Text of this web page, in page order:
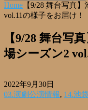
Home 【9/28 舞台写真
vol.11の様子をお届け！
【9/28 舞台写
場シーズン2
2022年9月30日
03.演劇公演情報, 14.池